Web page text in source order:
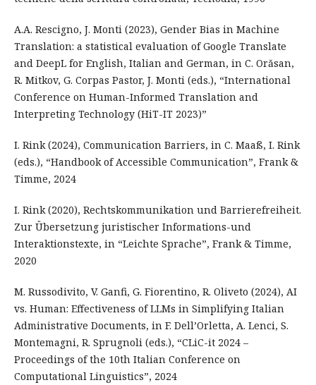
A.A. Rescigno, J. Monti (2023), Gender Bias in Machine
Translation: a statistical evaluation of Google Translate
and DeepL for English, Italian and German, in C. Orăsan,
R. Mitkov, G. Corpas Pastor, J. Monti (eds.), “International
Conference on Human-Informed Translation and
Interpreting Technology (HiT-IT 2023)”
I. Rink (2024), Communication Barriers, in C. Maaß, I. Rink
(eds.), “Handbook of Accessible Communication”, Frank &
Timme, 2024
I. Rink (2020), Rechtskommunikation und Barrierefreiheit.
Zur Übersetzung juristischer Informations-und
Interaktionstexte, in “Leichte Sprache”, Frank & Timme,
2020
M. Russodivito, V. Ganfi, G. Fiorentino, R. Oliveto (2024), AI
vs. Human: Effectiveness of LLMs in Simplifying Italian
Administrative Documents, in F. Dell’Orletta, A. Lenci, S.
Montemagni, R. Sprugnoli (eds.), “CLiC-it 2024 –
Proceedings of the 10th Italian Conference on
Computational Linguistics”, 2024